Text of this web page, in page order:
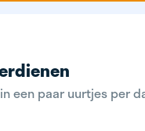
een paar uurtjes per